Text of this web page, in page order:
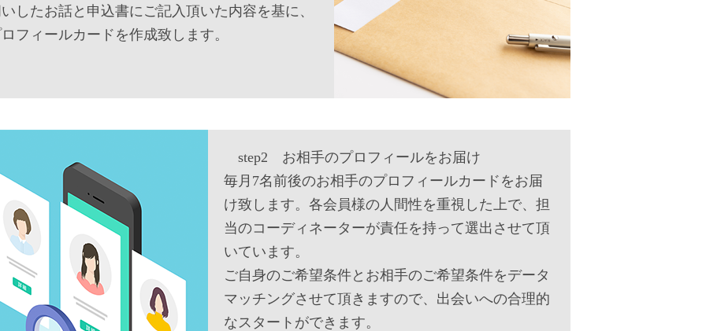
したお話と申込書にご記入頂いた内容を基に、
フィールカードを作成致します。
step2 お相手のプロフィールをお届け
毎月7名前後のお相手のプロフィールカードをお届
け致します。各会員様の人間性を重視した上で、担
当のコーディネーターが責任を持って選出させて頂
いています。
ご自身のご希望条件とお相手のご希望条件をデータ
マッチングさせて頂きますので、出会いへの合理的
なスタートができます。